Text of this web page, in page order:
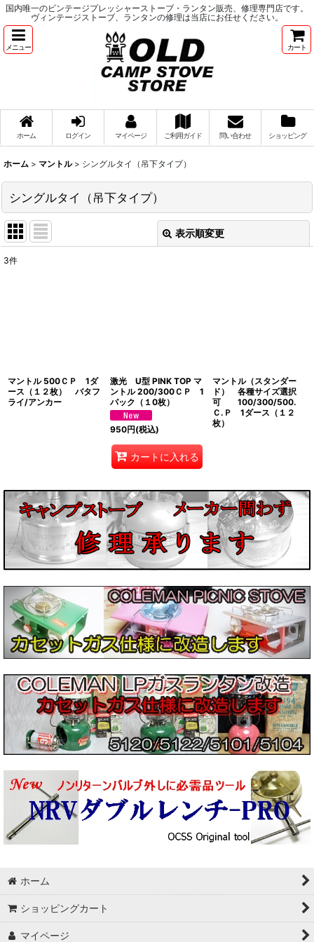
国内唯一のビンテージプレッシャーストーブ・ランタン販売、修理専門店です。
ヴィンテージストーブ、ランタンの修理は当店にお任せください。
メニュー カート
ホーム ログイン マイページ ご利用ガイド 問い合わせ ショッピング
ホーム > マントル > シングルタイ（吊下タイプ）
シングルタイ（吊下タイプ）
表示順変更
3件
マントル 500ＣＰ 1ダ
ース（１２枚） バタフ
ライ/アンカー
激光 U型 PINK TOP マ
ントル 200/300ＣＰ 1
パック（１0枚）
950円(税込)
カートに入れる
マントル（スタンダー
ド） 各種サイズ選択
可 100/300/500.
Ｃ.Ｐ 1ダース（１２
枚）
ホーム
ショッピングカート
マイページ